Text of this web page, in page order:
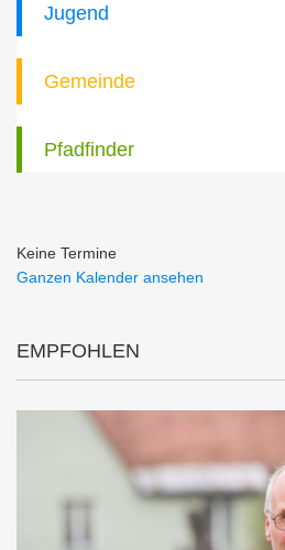
Jugend
Gemeinde
Pfadfinder
Keine Termine
Ganzen Kalender ansehen
EMPFOHLEN